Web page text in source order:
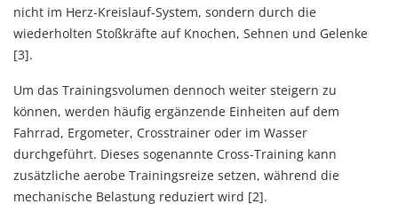
nicht im Herz-Kreislauf-System, sondern durch die
wiederholten Stoßkräfte auf Knochen, Sehnen und Gelenke
[3].
Um das Trainingsvolumen dennoch weiter steigern zu
können, werden häufig ergänzende Einheiten auf dem
Fahrrad, Ergometer, Crosstrainer oder im Wasser
durchgeführt. Dieses sogenannte Cross-Training kann
zusätzliche aerobe Trainingsreize setzen, während die
mechanische Belastung reduziert wird [2].